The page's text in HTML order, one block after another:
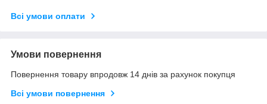
Всі умови оплати
Умови повернення
Повернення товару впродовж 14 днів за рахунок покупця
Всі умови повернення